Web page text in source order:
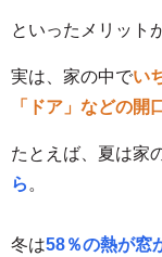
といったメリット
実は、家の中でい
「ドア」などの開
たとえば、夏は家
ら。
冬は58％の熱が窓